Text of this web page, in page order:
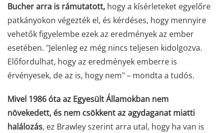
Bucher arra is rámutatott, hogy a kísérleteket egyelőre
patkányokon végezték el, és kérdéses, hogy mennyire
vehetők figyelembe ezek az eredmények az ember
esetében. "Jelenleg ez még nincs teljesen kidolgozva.
Előfordulhat, hogy az eredmények emberre is
érvényesek, de az is, hogy nem" – mondta a tudós.
Mivel 1986 óta az Egyesült Államokban nem
növekedett, és nem csökkent az agydaganat miatti
halálozás, ez Brawley szerint arra utal, hogy ha van is